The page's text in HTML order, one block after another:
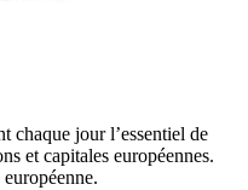
chaque jour l’essentiel de
et capitales européennes.